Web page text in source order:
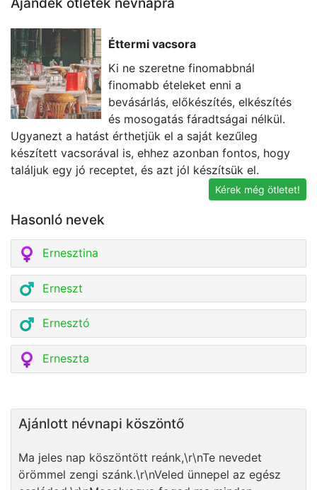
Éttermi vacsora
Ki ne szeretne finomabbnál
finomabb ételeket enni a
bevásárlás, előkészítés, elkészítés
és mosogatás fáradtságai nélkül.
Ugyanezt a hatást érthetjük el a saját kezűleg
készített vacsorával is, ehhez azonban fontos, hogy
találjuk egy jó receptet, és azt jól készítsük el.
Kérek még ötletet!
Hasonló nevek
Ernesztina
Erneszt
Ernesztó
Erneszta
Ajánlott névnapi köszöntő
Ma jeles nap köszöntött reánk,\r\nTe nevedet
örömmel zengi szánk.\r\nVeled ünnepel az egész